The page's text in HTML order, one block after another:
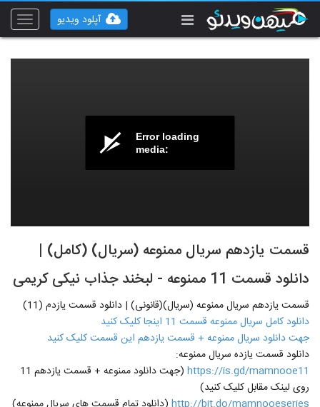
Toggle
آپلود ویدیو
Error loading
media:
قسمت یازدهم سریال ممنوعه (سریال) (کامل) |
دانلود قسمت 11 ممنوعه - لبخند جذاب نیکی کریمی
قسمت یازدهم سریال ممنوعه (سریال)(قانونی) | دانلود قسمت یازدم (11)
دانلود کامل سریال ممنوعه قسمت 11 اینجا کلیک کنید
جهت دانلود سریال ممنوعه + قسمت یازدهم این قسمت کلیک کنید
دانلود قسمت یازده سریال ممنوعه:
https://is.gd/mamnooe11
(جهت دانلود ممنوعه + قسمت یازدهم 11
روی لینک مقابل کلیک کنید)